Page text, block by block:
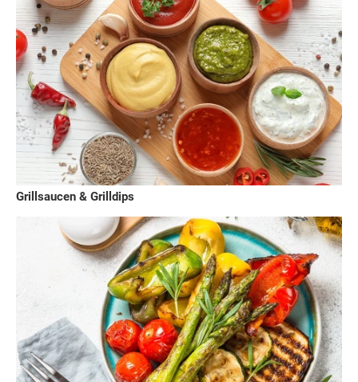
Grillsaucen & Grilldips